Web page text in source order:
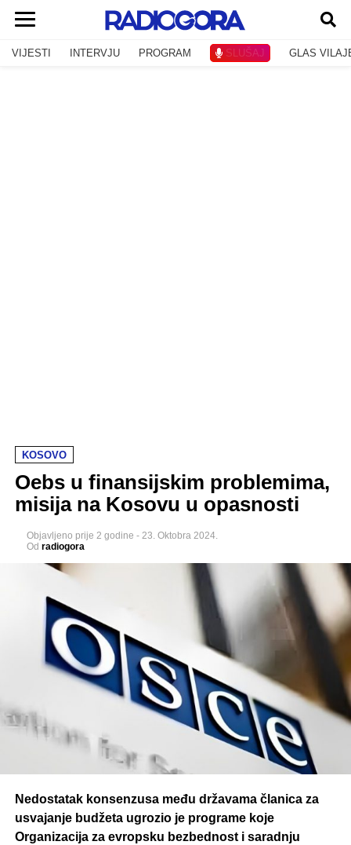
VIJESTI INTERVJU PROGRAM SLUŠAJ GLAS
KOSOVO
Oebs u finansijskim problemima,
misija na Kosovu u opasnosti
Objavljeno prije 2 godine - 23. Oktobra 2024.
Od radiogora
Nedostatak konsenzusa među državama članica za
usvajanje budžeta ugrozio je programe koje
Organizacija za evropsku bezbednost i saradnju